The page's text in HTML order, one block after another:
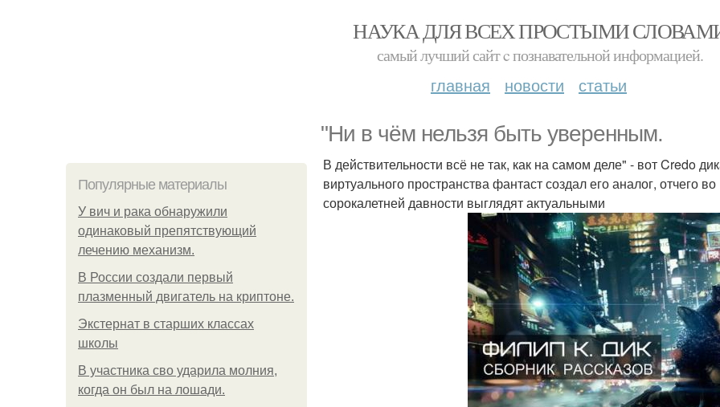
НАУКА ДЛЯ ВСЕХ ПРОСТЫМИ
самый лучший сайт c познавательной информацией.
главная новости статьи
"Ни в чём нельзя быть уверенным.
Популярные материалы
У вич и рака обнаружили
одинаковый препятствующий
лечению механизм.
В России создали первый
плазменный двигатель на криптоне.
Экстернат в старших классах
школы
В участника сво ударила молния,
когда он был на лошади.
В действительности всё не так, как на самом деле" - вот Credo
виртуального пространства фантаст создал его аналог, отчего
сорокалетней давности выглядят актуальными